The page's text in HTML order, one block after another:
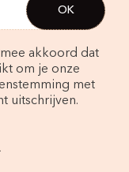
akkoord dat
om je onze
met
uitschrijven.